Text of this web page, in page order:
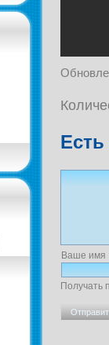
Ваше имя
Получать